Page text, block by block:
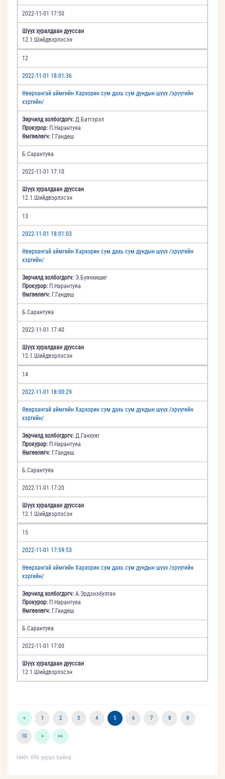
2022-11-01 17:50
Шүүх хуралдаан дууссан
12.1.Шийдвэрлэсэн
12
2022-11-01 18:01:36
Өвөрхангай аймгийн Хархорин сум дахь сум дундын шүүх /эрүүгийн
хэргийн/
Зөрчилд холбогдогч: Д.Батгэрэл
Прокурор: П.Нарантуяа
Өмгөөлөгч: Г.Гандөш
Б.Сарантуяа
2022-11-01 17:10
Шүүх хуралдаан дууссан
12.1.Шийдвэрлэсэн
13
2022-11-01 18:01:03
Өвөрхангай аймгийн Хархорин сум дахь сум дундын шүүх /эрүүгийн
хэргийн/
Зөрчилд холбогдогч: Э.Буянхишиг
Прокурор: П.Нарантуяа
Өмгөөлөгч: Г.Гандөш
Б.Сарантуяа
2022-11-01 17:40
Шүүх хуралдаан дууссан
12.1.Шийдвэрлэсэн
14
2022-11-01 18:00:29
Өвөрхангай аймгийн Хархорин сум дахь сум дундын шүүх /эрүүгийн
хэргийн/
Зөрчилд холбогдогч: Д.Ганхуяг
Прокурор: П.Нарантуяа
Өмгөөлөгч: Г.Гандөш
Б.Сарантуяа
2022-11-01 17:20
Шүүх хуралдаан дууссан
12.1.Шийдвэрлэсэн
15
2022-11-01 17:59:53
Өвөрхангай аймгийн Хархорин сум дахь сум дундын шүүх /эрүүгийн
хэргийн/
Зөрчилд холбогдогч: А.Эрдэнэбулган
Прокурор: П.Нарантуяа
Өмгөөлөгч: Г.Гандөш
Б.Сарантуяа
2022-11-01 17:00
Шүүх хуралдаан дууссан
12.1.Шийдвэрлэсэн
< 1 2 3 4 5 6 7 8 9
10 > >>
Нийт 496 хурал байна.